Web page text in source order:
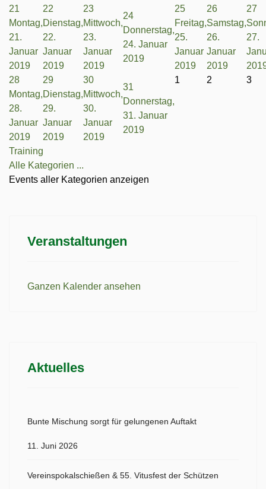
21
Montag,
21.
Januar
2019
22
Dienstag,
22.
Januar
2019
23
Mittwoch,
23.
Januar
2019
24
Donnerstag,
24. Januar
2019
25
Freitag,
25.
Januar
2019
26
Samstag,
26.
Januar
2019
27
27.
28
Montag,
28.
Januar
2019
29
Dienstag,
29.
Januar
2019
30
Mittwoch,
30.
Januar
2019
31
Donnerstag,
31. Januar
2019
1 2 3
Training
Alle Kategorien ...
Events aller Kategorien anzeigen
Veranstaltungen
Ganzen Kalender ansehen
Aktuelles
Bunte Mischung sorgt für gelungenen Auftakt
11. Juni 2026
Vereinspokalschießen & 55. Vitusfest der Schützen